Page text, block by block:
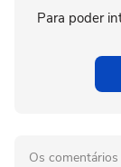
Para poder
Os